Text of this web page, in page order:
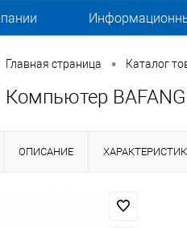
Главная страница • Каталог
Компьютер BAFANG
ОПИСАНИЕ